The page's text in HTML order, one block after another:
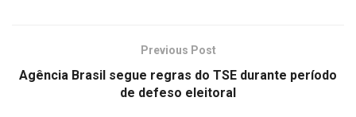
Previous Post
Agência Brasil segue regras do TSE durante período
de defeso eleitoral